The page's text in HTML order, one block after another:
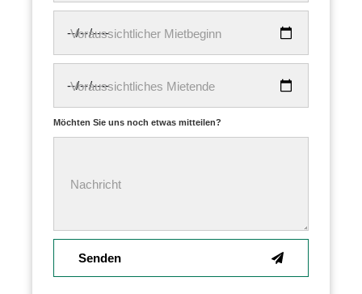
Voraussichtlicher Mietbeginn
Voraussichtliches Mietende
Möchten Sie uns noch etwas mitteilen?
Nachricht
Senden